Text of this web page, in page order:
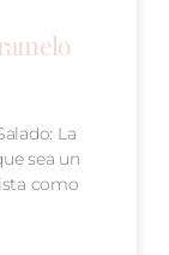
La
sea un
como